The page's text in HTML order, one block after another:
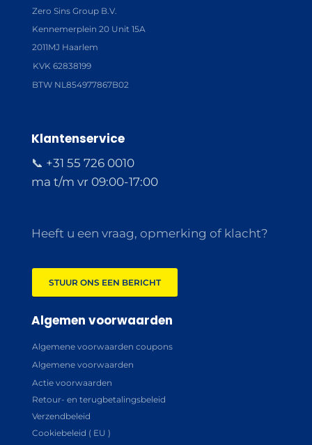
Zero Sins Group B.V.
Kennemerplein 20 Unit 15A
2011MJ Haarlem
KVK 62838199
BTW NL854977867B02
Klantenservice
📞 +31 55 726 0010
ma t/m vr 09:00-17:00
Heeft u een vraag, opmerking of klacht?
STUUR ONS EEN BERICHT
Algemen voorwaarden
Algemene voorwaarden coupons
Algemene voorwaarden
Actie voorwaarden
Retour- en terugbetalingsbeleid
Verzendbeleid
Cookiebeleid ( EU )